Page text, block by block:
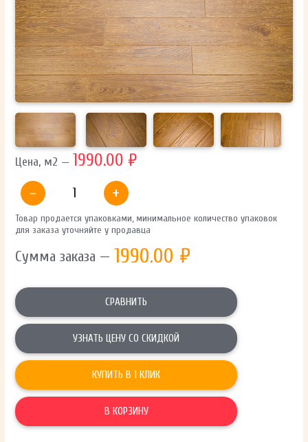
ОТПРАВИТЬ
Ваши данные не будут переданы третьим лицам
Цена, м2 — 1990.00 ₽
-
+
Товар продается упаковками, минимальное количество упаковок
для заказа уточняйте у продавца
Сумма заказа — 1990.00 ₽
СРАВНИТЬ
УЗНАТЬ ЦЕНУ СО СКИДКОЙ
КУПИТЬ В 1 КЛИК
В КОРЗИНУ